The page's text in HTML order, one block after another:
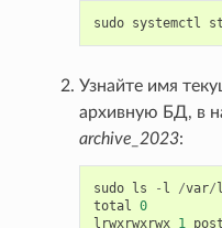
sudo systemctl
Узнайте имя
архивную БД, в
archive_2023:
sudo ls - l /var/
total 0
lrwxrwxrwx 1